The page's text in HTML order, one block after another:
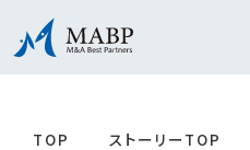
TOP ストーリーTOP